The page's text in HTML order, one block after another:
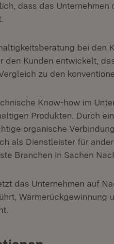
dass das Unternehmen
bei den
den Kunden entwickelt,
zu den
Know-how im
Produkten. Durch
organische
als Dienstleister für
Branchen in Sachen
das Unternehmen auf
Wärmerückgewinnung